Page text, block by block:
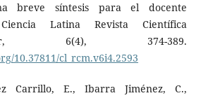
breve síntesis para el docente
Latina Revista Científica
6(4), 374-389.
10.37811/cl_rcm.v6i4.2593
Carrillo, E., Ibarra Jiménez, C.,